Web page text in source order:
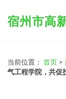
宿州市高
当前位置： 首页 >
气工程学院，共促